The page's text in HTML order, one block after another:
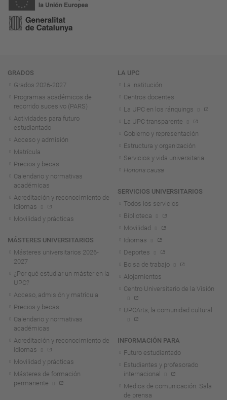
Navegación
GRADOS
Grados 2026-2027
Programas académicos de
recorrido sucesivo (PARS)
Actividades para futuro
estudiantado
Acceso y admisión
Matrícula
Precios y becas
Calendario y normativas
académicas
Acreditación y reconocimiento de
idiomas
Movilidad y prácticas
MÁSTERES UNIVERSITARIOS
Másteres universitarios 2026-
2027
¿Por qué estudiar un máster en la
UPC?
Acceso, admisión y matrícula
Precios y becas
Calendario y normativas
académicas
Acreditación y reconocimiento de
idiomas
Movilidad y prácticas
Másteres de formación
permanente
LA UPC
La institución
Centros docentes
La UPC en los ránquings
La UPC transparente
Gobierno y representación
Estructura y organización
Servicios y vida universitaria
Honoris causa
SERVICIOS UNIVERSITARIOS
Todos los servicios
Biblioteca
Movilidad
Idiomas
Deportes
Bolsa de trabajo
Alojamientos
Centro Universitario de la Visión
UPCArts, la comunidad cultural
INFORMACIÓN PARA
Futuro estudiantado
Estudiantes y profesorado
internacional
Medios de comunicación. Sala
de prensa